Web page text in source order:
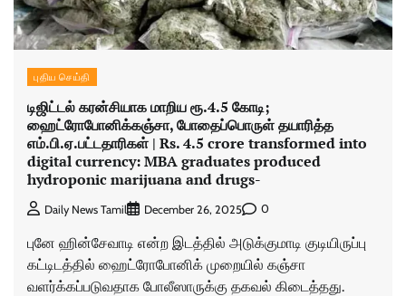
புதிய செய்தி
டிஜிட்டல் கரன்சியாக மாறிய ரூ.4.5 கோடி;
ஹைட்ரோபோனிக்கஞ்சா, போதைப்பொருள் தயாரித்த
எம்.பி.ஏ.பட்டதாரிகள் | Rs. 4.5 crore transformed into
digital currency: MBA graduates produced
hydroponic marijuana and drugs-
Daily News Tamil December 26, 2025 0
புனே ஹின்சேவாடி என்ற இடத்தில் அடுக்குமாடி குடியிருப்பு
கட்டிடத்தில் ஹைட்ரோபோனிக் முறையில் கஞ்சா
வளர்க்கப்படுவதாக போலீஸாருக்கு தகவல் கிடைத்தது.